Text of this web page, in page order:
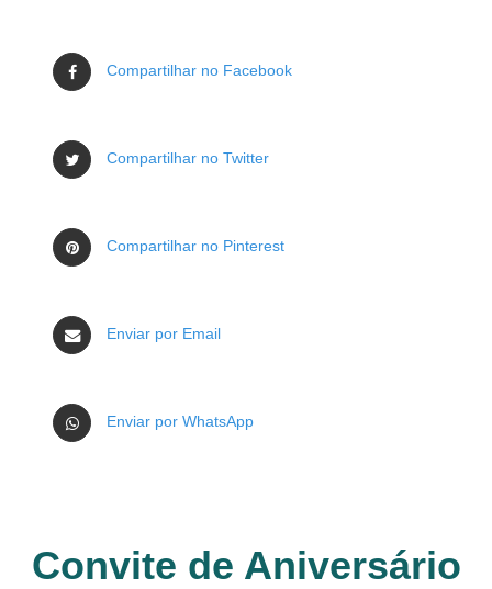
Compartilhar no Facebook
Compartilhar no Twitter
Compartilhar no Pinterest
Enviar por Email
Enviar por WhatsApp
Convite de Aniversário